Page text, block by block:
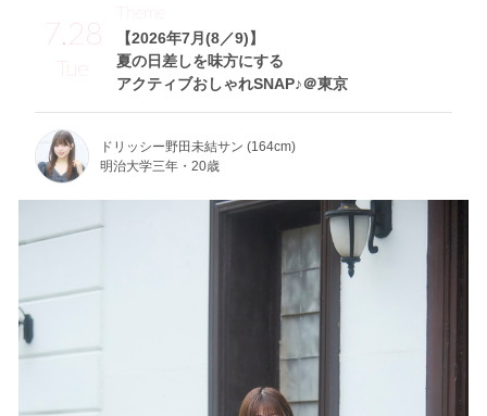
7.28
Tue
【2026年7月(8／9)】
夏の日差しを味方にする
アクティブおしゃれSNAP♪＠東京
Theme
ドリッシー野田未結サン (164cm)
明治大学三年・20歳